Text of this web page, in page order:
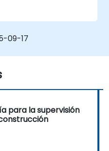
y modelos 3D.
para la
y
drones para
y la eficiencia en los
09-17
para la supervisión